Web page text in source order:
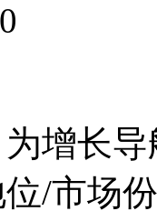
增长导
/市场